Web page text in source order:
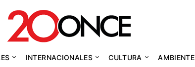
INTERNACIONALES CULTURA AMBIENTE